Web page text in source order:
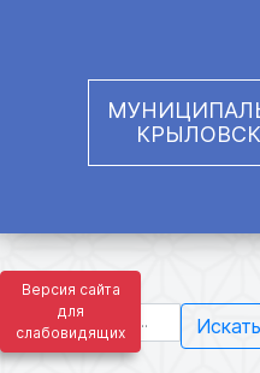
Версия сайта
для
слабовидящих
Искать